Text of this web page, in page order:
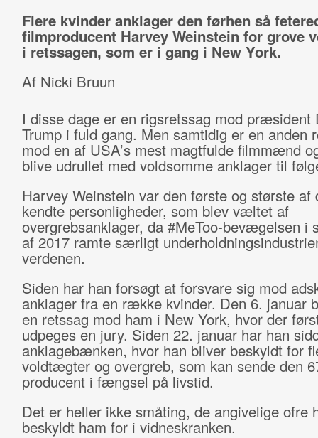
Flere kvinder anklager den førhen så
filmproducent Harvey Weinstein for grove
i retssagen, som er i gang i New York.
Af Nicki Bruun
I disse dage er en rigsretssag mod præsident
Trump i fuld gang. Men samtidig er en anden
mod en af USA’s mest magtfulde filmmænd
blive udrullet med voldsomme anklager til
Harvey Weinstein var den første og største af
kendte personligheder, som blev væltet af
overgrebsanklager, da #MeToo-bevægelsen i
af 2017 ramte særligt
verdenen.
Siden har han forsøgt at forsvare sig mod
anklager fra en række kvinder. Den 6. januar
en retssag mod ham i New York, hvor der
udpeges en jury. Siden 22. januar har han
anklagebænken, hvor han bliver beskyldt for
voldtægter og overgreb, som kan sende den
producent i fængsel på livstid.
Det er heller ikke småting, de angivelige ofre
beskyldt ham for i vidneskranken.